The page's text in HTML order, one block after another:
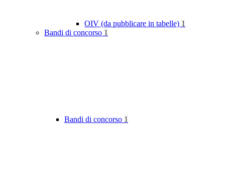
OIV (da pubblicare in tabelle) 1
Bandi di concorso 1
Bandi di concorso 1